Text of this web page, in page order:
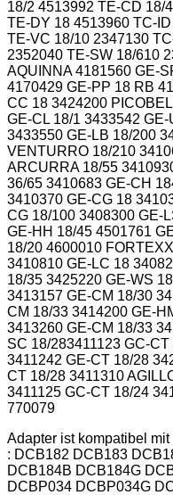
18/2 4513992 TE-CD 18/
TE-DY 18 4513960 TC-
TE-VC 18/10 2347130
2352040 TE-SW 18/610
AQUINNA 4181560 GE-
4170429 GE-PP 18 RB
CC 18 3424200
GE-CL 18/1 3433542
3433550 GE-LB 18/200
VENTURRO 18/210
ARCURRA 18/55
36/65 3410683 GE-CH
3410370 GE-CG 18
CG 18/100 3408300 GE-
GE-HH 18/45 4501761
18/20 4600010
3410810 GE-LC 18
18/35 3425220 GE-WS
3413157 GE-CM 18/30
CM 18/33 3414200 GE-
3413260 GE-CM 18/33
SC 18/283411123 GC-
3411242 GE-CT 18/28
CT 18/28 3411310
3411125 GC-CT 18/24
770079
Adapter ist kompatibel
: DCB182 DCB183
DCB184B DCB184G
DCBP034 DCBP034G